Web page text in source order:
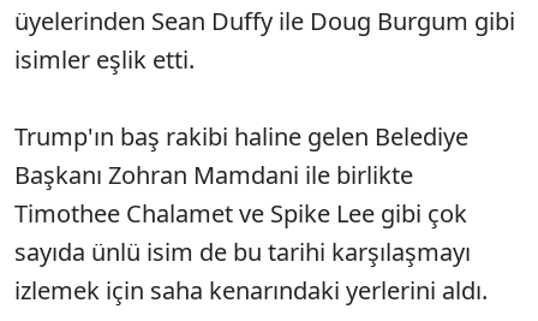
üyelerinden Sean Duffy ile Doug Burgum gibi
isimler eşlik etti.
Trump'ın baş rakibi haline gelen Belediye
Başkanı Zohran Mamdani ile birlikte
Timothee Chalamet ve Spike Lee gibi çok
sayıda ünlü isim de bu tarihi karşılaşmayı
izlemek için saha kenarındaki yerlerini aldı.